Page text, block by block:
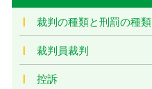
裁判の種類と刑罰の種類
裁判員裁判
控訴